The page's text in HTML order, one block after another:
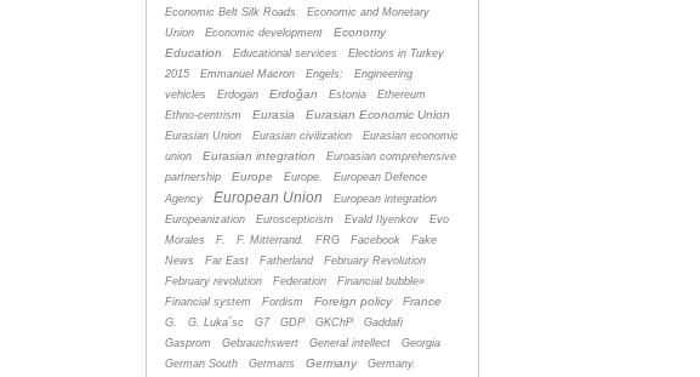
Economic Belt Silk Roads
Economic and Monetary
Union
Economic development
Economy
Education
Educational services
Elections in Turkey
2015
Emmanuel Macron Engels;
Engineering
vehicles
Erdogan Erdoğan Estonia
Ethereum
Ethno-centrism
Eurasia Eurasian Economic Union
Eurasian Union Eurasian civilization
Eurasian economic
union
Eurasian integration
Euroasian comprehensive
partnership
Europe Europe.
European Defence
Agency
European Union
European integration
Europeanization
Euroscepticism Evald Ilyenkov
Evo
Morales
F. F. Mitterrand. FRG Facebook
Fake
News
Far East Fatherland
February Revolution
February revolution
Federation
Financial bubble»
Financial system
Fordism Foreign policy France
G. G. Luka´sc G7 GDP GKChP
Gaddafi
Gasprom
Gebrauchswert General intellect
Georgia
German South
Germans Germany
Germany.